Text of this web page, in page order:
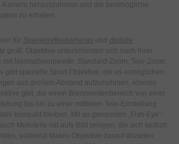
Kamera herauszuholen und die bestmögliche
zu erhalten.
für Spiegelreflexkameras und digitale
groß: Objektive unterscheiden sich nach ihrer
mit Normalbrennweite, Standard-Zoom, Tele-Zoom
gibt spezielle Sport-Objektive, die es ermöglichen,
aus großem Abstand aufzunehmen, ebenso
gibt, die einen Brennweitenbereich von einer
bis hin zu einer mittleren Tele-Einstellung
kompakt bleiben. Mit so genannten „Fish-Eye“-
Motivteile mit aufs Bild bringen, die sich seitlich
während Makro-Objektive darauf abzielen,